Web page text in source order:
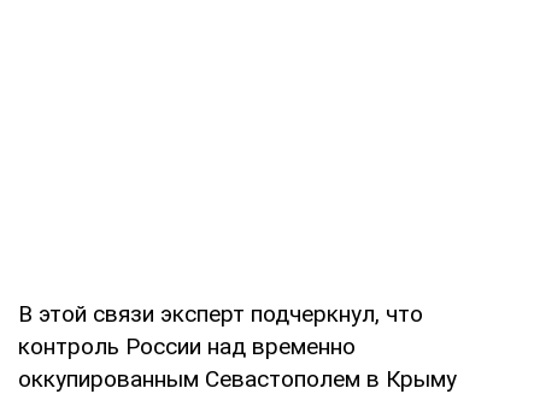
В этой связи эксперт подчеркнул, что
контроль России над временно
оккупированным Севастополем в Крыму